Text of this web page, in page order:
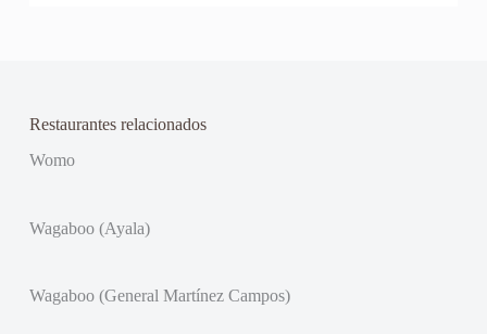
Restaurantes relacionados
Womo
Wagaboo (Ayala)
Wagaboo (General Martínez Campos)